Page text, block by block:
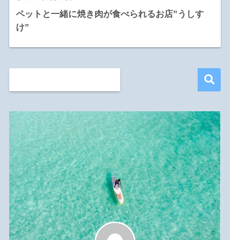
ペットと一緒に焼き肉が食べられるお店”うしす
け”